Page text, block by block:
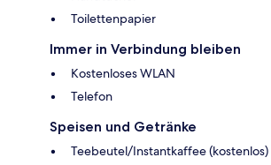
Toilettenpapier
Immer in Verbindung bleiben
Kostenloses WLAN
Telefon
Speisen und Getränke
Teebeutel/Instantkaffee (kostenlos)